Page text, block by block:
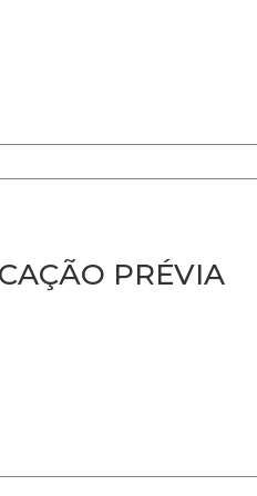
PRÉVIA